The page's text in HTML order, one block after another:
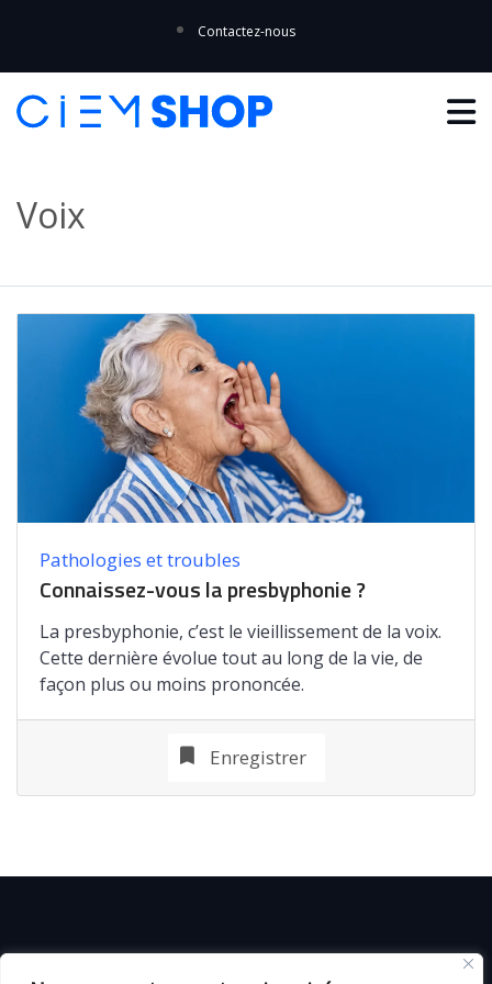
Contactez-nous
Voix
Pathologies et troubles
Connaissez-vous la presbyphonie ?
La presbyphonie, c’est le vieillissement de la voix.
Cette dernière évolue tout au long de la vie, de
façon plus ou moins prononcée.
Enregistrer